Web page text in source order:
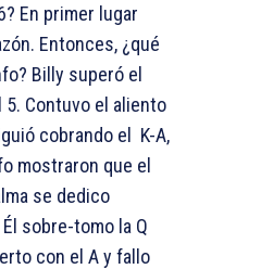
? En primer lugar
Entonces, ¿qué
Billy superó el
5. Contuvo el aliento
cobrando el K-A,
mostraron que el
se dedico
sobre-tomo la Q
con elA y fallo